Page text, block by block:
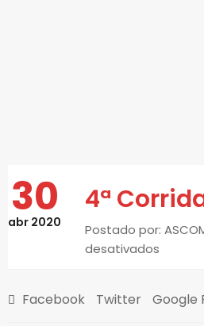
30
abr 2020
4ª
Postado por:
desativados
Facebook Twitter Google